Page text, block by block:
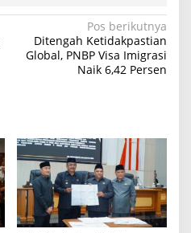
Pos berikutnya
Ditengah Ketidakpastian
Global, PNBP Visa Imigrasi
Naik 6,42 Persen